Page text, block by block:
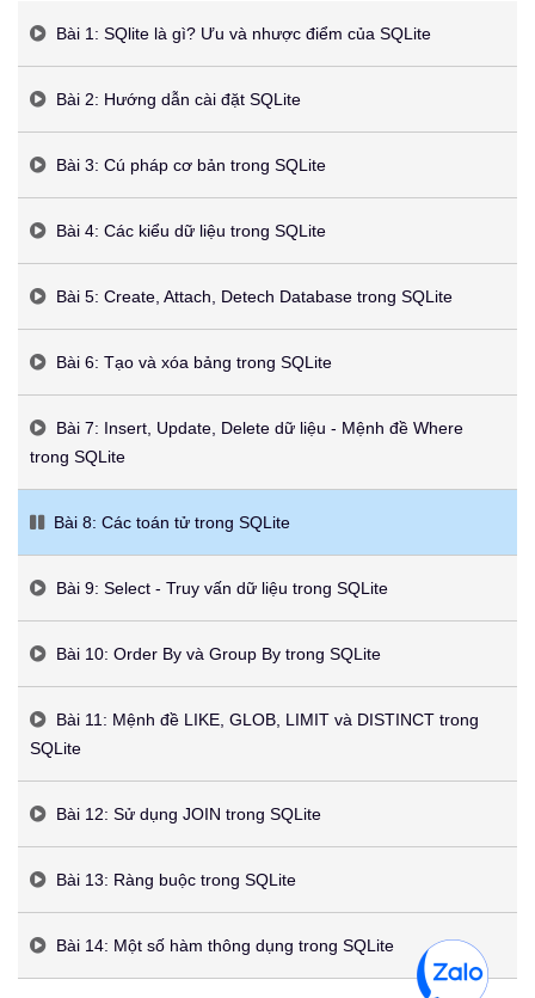
Bài 1: SQlite là gì? Ưu và nhược điểm của SQLite
Bài 2: Hướng dẫn cài đặt SQLite
Bài 3: Cú pháp cơ bản trong SQLite
Bài 4: Các kiểu dữ liệu trong SQLite
Bài 5: Create, Attach, Detech Database trong SQLite
Bài 6: Tạo và xóa bảng trong SQLite
Bài 7: Insert, Update, Delete dữ liệu - Mệnh đề Where
trong SQLite
Bài 8: Các toán tử trong SQLite
Bài 9: Select - Truy vấn dữ liệu trong SQLite
Bài 10: Order By và Group By trong SQLite
Bài 11: Mệnh đề LIKE, GLOB, LIMIT và DISTINCT trong
SQLite
Bài 12: Sử dụng JOIN trong SQLite
Bài 13: Ràng buộc trong SQLite
Bài 14: Một số hàm thông dụng trong SQLite